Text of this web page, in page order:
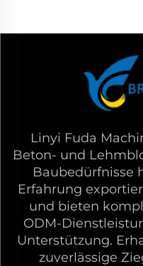
Linyi Fuda
Beton- und
Baubedürfnisse
Erfahrung
und bieten
ODM-
Unterstützung.
zuverlässige